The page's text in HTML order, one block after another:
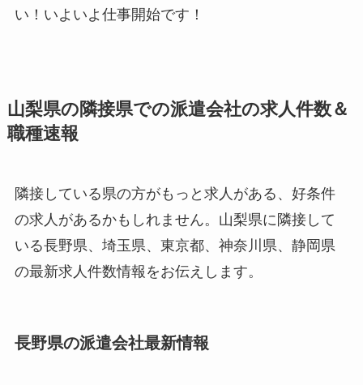
い！いよいよ仕事開始です！
山梨県の隣接県での派遣会社の求人件数＆
職種速報
隣接している県の方がもっと求人がある、好条件
の求人があるかもしれません。山梨県に隣接して
いる長野県、埼玉県、東京都、神奈川県、静岡県
の最新求人件数情報をお伝えします。
長野県の派遣会社最新情報